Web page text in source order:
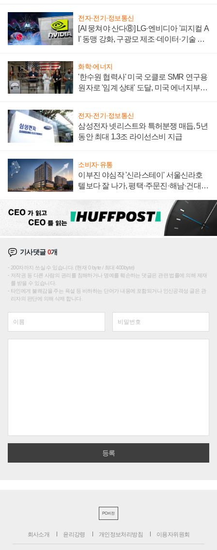
전자·전기·정보통신
[AI 뭉쳐야 산다⑧] LG·엔비디아 '피지컬 A
I' 동맹 강화, 구광모 제조·데이터·기술 결
화학·에너지
'한수원 협력사' 미국 오클로 SMR 연구용
원자로 '임계 상태' 도달, 미국 에너지부
전자·전기·정보통신
삼성전자 넷리스트와 특허분쟁 매듭, 5년
동안 최대 1.3조 라이선스비 지급
소비자·유통
이부진 야심작 '신라스테이' 서울신라호
텔보다 잘 나가, 평택·주문진·해남·건대로
기사댓글0개
200자까지 쓰실 수 있습니다. (현재 0 byte / 최대 400byte)
저작권 등 다른 사람의 권리를 침해하거나 명예를 훼손하는 댓글은 관련 법률에 의해 제재
를 받을 수 있습니다.
타인에게 불쾌감을 주는 욕설 등 비하하는 단어가 내용에 포함되거나 인신공격성 글은 관
리자의 판단에 의해 삭제 합니다.
PC버전
회사소개 윤리강령 개인정보처리방침 이용자위원회